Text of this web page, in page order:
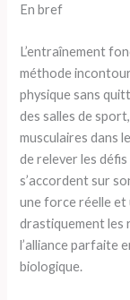
En bref
L’entraînement
méthode
physique sans
des salles de
musculaires dans
de relever les
s’accordent sur
une force réelle et
drastiquement les
l’alliance parfaite
biologique.